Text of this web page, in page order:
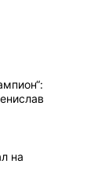
на